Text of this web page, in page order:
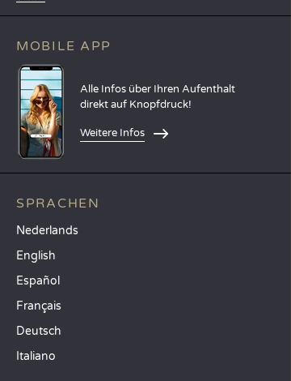
MOBILE APP
Alle Infos über Ihren Aufenthalt
direkt auf Knopfdruck!
Weitere Infos
SPRACHEN
Nederlands
English
Español
Français
Deutsch
Italiano